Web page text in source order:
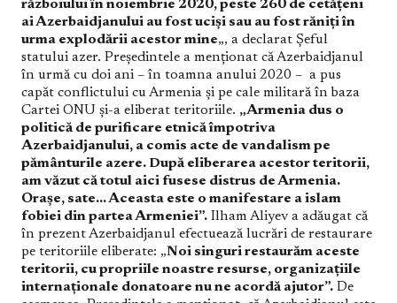
războiului în noiembrie 2020, peste 260 de cetățeni
ai Azerbaidjanului au fost uciși sau au fost răniți în
urma explodării acestor mine„, a declarat Șeful
statului azer. Președintele a menționat că Azerbaidjanul
în urmă cu doi ani – în toamna anului 2020 – a pus
capăt conflictului cu Armenia și pe cale militară în baza
Cartei ONU și-a eliberat teritoriile. „Armenia dus o
politică de purificare etnică împotriva
Azerbaidjanului, a comis acte de vandalism pe
pământurile azere. După eliberarea acestor teritorii,
am văzut că totul aici fusese distrus de Armenia.
Orașe, sate… Aceasta este o manifestare a islam
fobiei din partea Armeniei”. Ilham Aliyev a adăugat că
în prezent Azerbaidjanul efectuează lucrări de restaurare
pe teritoriile eliberate: „Noi singuri restaurăm aceste
teritorii, cu propriile noastre resurse, organizațiile
internaționale donatoare nu ne acordă ajutor”. De